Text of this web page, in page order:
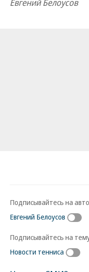
Евгений Белоусов
Подписывайтесь на
Евгений Белоусов
Подписывайтесь на
Новости тенниса